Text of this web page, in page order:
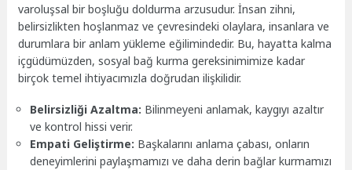
varoluşsal bir boşluğu doldurma arzusudur. İnsan zihni,
belirsizlikten hoşlanmaz ve çevresindeki olaylara, insanlara ve
durumlara bir anlam yükleme eğilimindedir. Bu, hayatta kalma
içgüdümüzden, sosyal bağ kurma gereksinimimize kadar
birçok temel ihtiyacımızla doğrudan ilişkilidir.
Belirsizliği Azaltma: Bilinmeyeni anlamak, kaygıyı azaltır
ve kontrol hissi verir.
Empati Geliştirme: Başkalarını anlama çabası, onların
deneyimlerini paylaşmamızı ve daha derin bağlar kurmamızı